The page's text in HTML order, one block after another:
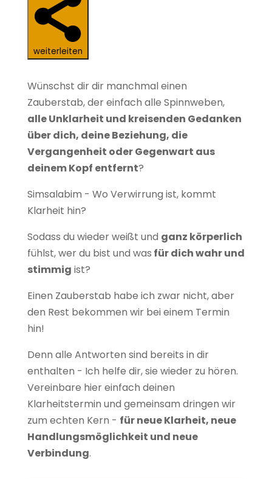
weiterleiten
Wünschst dir dir manchmal einen
Zauberstab, der einfach alle Spinnweben,
alle Unklarheit und kreisenden Gedanken
über dich, deine Beziehung, die
Vergangenheit oder Gegenwart aus
deinem Kopf entfernt?
Simsalabim - Wo Verwirrung ist, kommt
Klarheit hin?
Sodass du wieder weißt und ganz körperlich
fühlst, wer du bist und was für dich wahr und
stimmig ist?
Einen Zauberstab habe ich zwar nicht, aber
den Rest bekommen wir bei einem Termin
hin!
Denn alle Antworten sind bereits in dir
enthalten - Ich helfe dir, sie wieder zu hören.
Vereinbare hier einfach deinen
Klarheitstermin und gemeinsam dringen wir
zum echten Kern - für neue Klarheit, neue
Handlungsmöglichkeit und neue
Verbindung.